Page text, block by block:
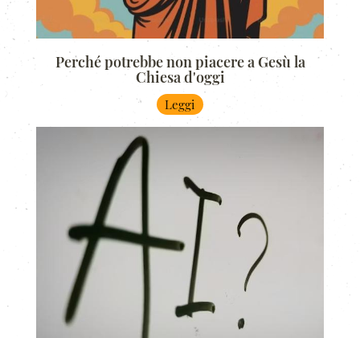
Perché potrebbe non piacere a Gesù la
Chiesa d'oggi
Leggi